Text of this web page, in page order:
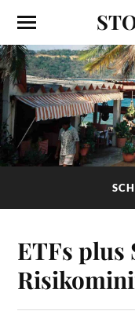
ETFs plus